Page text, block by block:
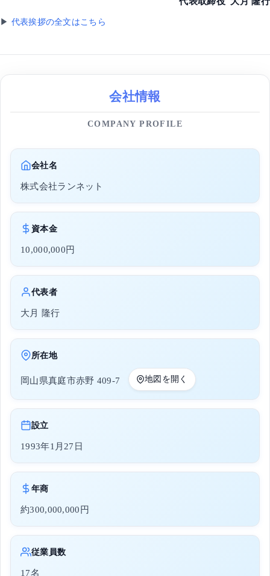
▶ 代表挨拶の全文はこちら
会社情報
COMPANY PROFILE
会社名
株式会社ランネット
資本金
10,000,000円
代表者
大月 隆行
所在地
岡山県真庭市赤野 409-7 地図を開く
設立
1993年1月27日
年商
約300,000,000円
従業員数
17名